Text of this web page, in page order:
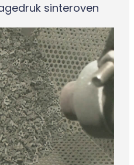
sinteroven